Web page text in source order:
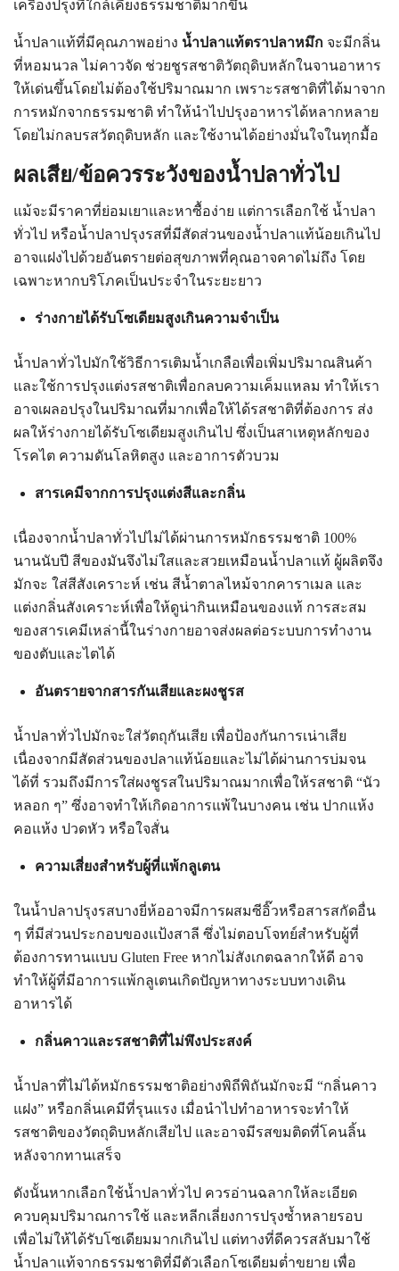
เครื่องปรุงที่ใกล้เคียงธรรมชาติมากขึ้น
น้ำปลาแท้ที่มีคุณภาพอย่าง น้ำปลาแท้ตราปลาหมึก จะมีกลิ่น
ที่หอมนวล ไม่คาวจัด ช่วยชูรสชาติวัตถุดิบหลักในจานอาหาร
ให้เด่นขึ้นโดยไม่ต้องใช้ปริมาณมาก เพราะรสชาติที่ได้มาจาก
การหมักจากธรรมชาติ ทำให้นำไปปรุงอาหารได้หลากหลาย
โดยไม่กลบรสวัตถุดิบหลัก และใช้งานได้อย่างมั่นใจในทุกมื้อ
ผลเสีย/ข้อควรระวังของน้ำปลาทั่วไป
แม้จะมีราคาที่ย่อมเยาและหาซื้อง่าย แต่การเลือกใช้ น้ำปลา
ทั่วไป หรือน้ำปลาปรุงรสที่มีสัดส่วนของน้ำปลาแท้น้อยเกินไป
อาจแฝงไปด้วยอันตรายต่อสุขภาพที่คุณอาจคาดไม่ถึง โดย
เฉพาะหากบริโภคเป็นประจำในระยะยาว
ร่างกายได้รับโซเดียมสูงเกินความจำเป็น
น้ำปลาทั่วไปมักใช้วิธีการเติมน้ำเกลือเพื่อเพิ่มปริมาณสินค้า
และใช้การปรุงแต่งรสชาติเพื่อกลบความเค็มแหลม ทำให้เรา
อาจเผลอปรุงในปริมาณที่มากเพื่อให้ได้รสชาติที่ต้องการ ส่ง
ผลให้ร่างกายได้รับโซเดียมสูงเกินไป ซึ่งเป็นสาเหตุหลักของ
โรคไต ความดันโลหิตสูง และอาการตัวบวม
สารเคมีจากการปรุงแต่งสีและกลิ่น
เนื่องจากน้ำปลาทั่วไปไม่ได้ผ่านการหมักธรรมชาติ 100%
นานนับปี สีของมันจึงไม่ใสและสวยเหมือนน้ำปลาแท้ ผู้ผลิตจึง
มักจะ ใส่สีสังเคราะห์ เช่น สีน้ำตาลไหม้จากคาราเมล และ
แต่งกลิ่นสังเคราะห์เพื่อให้ดูน่ากินเหมือนของแท้ การสะสม
ของสารเคมีเหล่านี้ในร่างกายอาจส่งผลต่อระบบการทำงาน
ของตับและไตได้
อันตรายจากสารกันเสียและผงชูรส
น้ำปลาทั่วไปมักจะใส่วัตถุกันเสีย เพื่อป้องกันการเน่าเสีย
เนื่องจากมีสัดส่วนของปลาแท้น้อยและไม่ได้ผ่านการบ่มจน
ได้ที่ รวมถึงมีการใส่ผงชูรสในปริมาณมากเพื่อให้รสชาติ “นัว
หลอก ๆ” ซึ่งอาจทำให้เกิดอาการแพ้ในบางคน เช่น ปากแห้ง
คอแห้ง ปวดหัว หรือใจสั่น
ความเสี่ยงสำหรับผู้ที่แพ้กลูเตน
ในน้ำปลาปรุงรสบางยี่ห้ออาจมีการผสมซีอิ๊วหรือสารสกัดอื่น
ๆ ที่มีส่วนประกอบของแป้งสาลี ซึ่งไม่ตอบโจทย์สำหรับผู้ที่
ต้องการทานแบบ Gluten Free หากไม่สังเกตฉลากให้ดี อาจ
ทำให้ผู้ที่มีอาการแพ้กลูเตนเกิดปัญหาทางระบบทางเดิน
อาหารได้
กลิ่นคาวและรสชาติที่ไม่พึงประสงค์
น้ำปลาที่ไม่ได้หมักธรรมชาติอย่างพิถีพิถันมักจะมี “กลิ่นคาว
แฝง” หรือกลิ่นเคมีที่รุนแรง เมื่อนำไปทำอาหารจะทำให้
รสชาติของวัตถุดิบหลักเสียไป และอาจมีรสขมติดที่โคนลิ้น
หลังจากทานเสร็จ
ดังนั้นหากเลือกใช้น้ำปลาทั่วไป ควรอ่านฉลากให้ละเอียด
ควบคุมปริมาณการใช้ และหลีกเลี่ยงการปรุงซ้ำหลายรอบ
เพื่อไม่ให้ได้รับโซเดียมมากเกินไป แต่ทางที่ดีควรสลับมาใช้
น้ำปลาแท้จากธรรมชาติที่มีตัวเลือกโซเดียมต่ำขยาย เพื่อ